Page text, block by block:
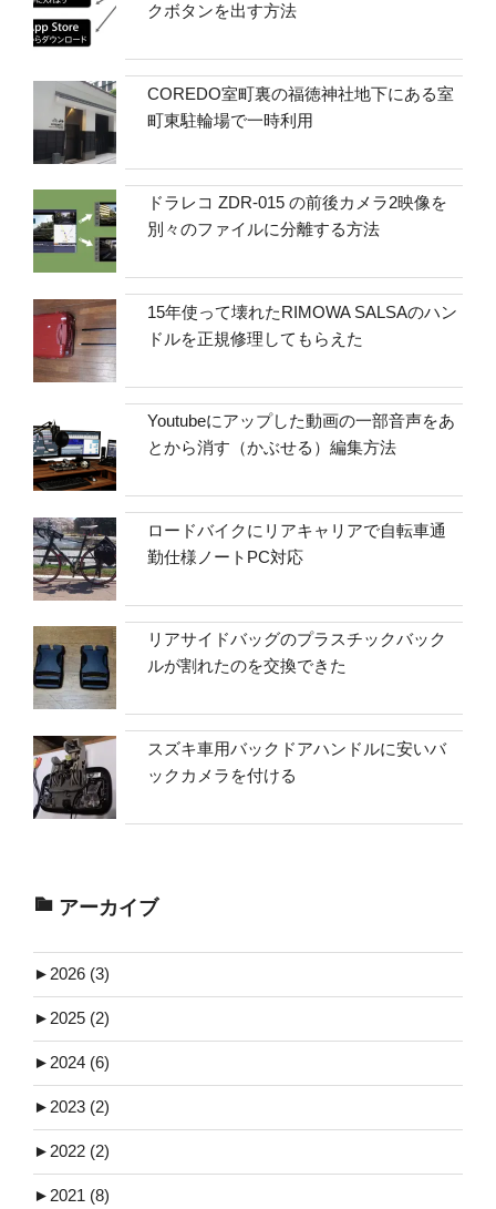
クボタンを出す方法
COREDO室町裏の福徳神社地下にある室
町東駐輪場で一時利用
ドラレコ ZDR-015 の前後カメラ2映像を
別々のファイルに分離する方法
15年使って壊れたRIMOWA SALSAのハン
ドルを正規修理してもらえた
Youtubeにアップした動画の一部音声をあ
とから消す（かぶせる）編集方法
ロードバイクにリアキャリアで自転車通
勤仕様ノートPC対応
リアサイドバッグのプラスチックバック
ルが割れたのを交換できた
スズキ車用バックドアハンドルに安いバ
ックカメラを付ける
アーカイブ
► 2026 (3)
► 2025 (2)
► 2024 (6)
► 2023 (2)
► 2022 (2)
► 2021 (8)